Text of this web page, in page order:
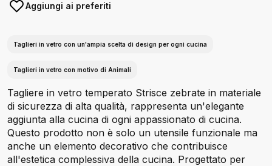
Aggiungi ai preferiti
Taglieri in vetro con un'ampia scelta di design per ogni cucina
Taglieri in vetro con motivo di Animali
Tagliere in vetro temperato Strisce zebrate in materiale
di sicurezza di alta qualità, rappresenta un'elegante
aggiunta alla cucina di ogni appassionato di cucina.
Questo prodotto non è solo un utensile funzionale ma
anche un elemento decorativo che contribuisce
all'estetica complessiva della cucina. Progettato per